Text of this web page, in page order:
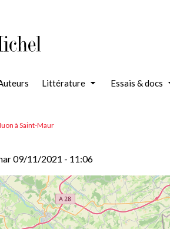
Littérature Essais & docs
à Saint-Maur
09/11/2021 - 11:06